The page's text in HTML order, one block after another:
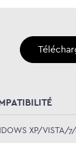
XP/VISTA/